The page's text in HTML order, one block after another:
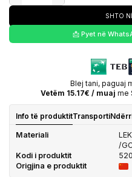
SHTO
📩 Pyet në
Blej tani, paguaj
Vetëm 15.17€ / muaj me
Info të produktitTransporti
Materiali
/
Kodi i produktit
Origjina e produktit